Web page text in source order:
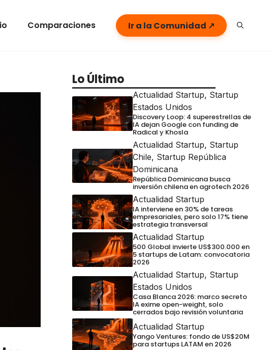
Comparaciones Ir a la Comunidad ↗
Lo Último
Actualidad Startup, Startup
Estados Unidos
Discovery Loop: 4 superestrellas de
IA dejan Google con funding de
Radical y Khosla
Actualidad Startup, Startup
Chile, Startup República
Dominicana
República Dominicana busca
inversión chilena en agrotech 2026
Actualidad Startup
IA interviene en 30% de tareas
empresariales, pero solo 17% tiene
estrategia transversal
Actualidad Startup
500 Global invierte US$300.000 en
5 startups de Latam: convocatoria
2026
Actualidad Startup, Startup
Estados Unidos
Casa Blanca 2026: marco secreto
IA exime open-weight, solo
cerrados bajo revisión voluntaria
Actualidad Startup
Yango Ventures: fondo de US$20M
para startups LATAM en 2026